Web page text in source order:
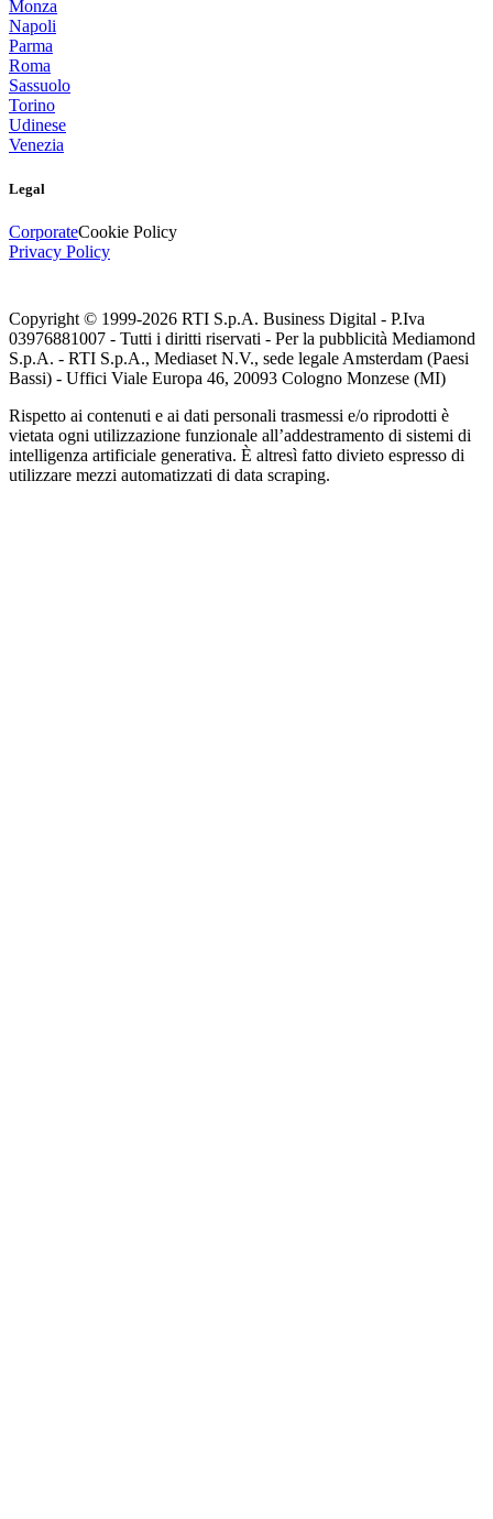
Monza
Napoli
Parma
Roma
Sassuolo
Torino
Udinese
Venezia
Legal
CorporateCookie Policy
Privacy Policy
Copyright © 1999-2026 RTI S.p.A. Business Digital - P.Iva
03976881007 - Tutti i diritti riservati - Per la pubblicità Mediamond
S.p.A. - RTI S.p.A., Mediaset N.V., sede legale Amsterdam (Paesi
Bassi) - Uffici Viale Europa 46, 20093 Cologno Monzese (MI)
Rispetto ai contenuti e ai dati personali trasmessi e/o riprodotti è
vietata ogni utilizzazione funzionale all’addestramento di sistemi di
intelligenza artificiale generativa. È altresì fatto divieto espresso di
utilizzare mezzi automatizzati di data scraping.